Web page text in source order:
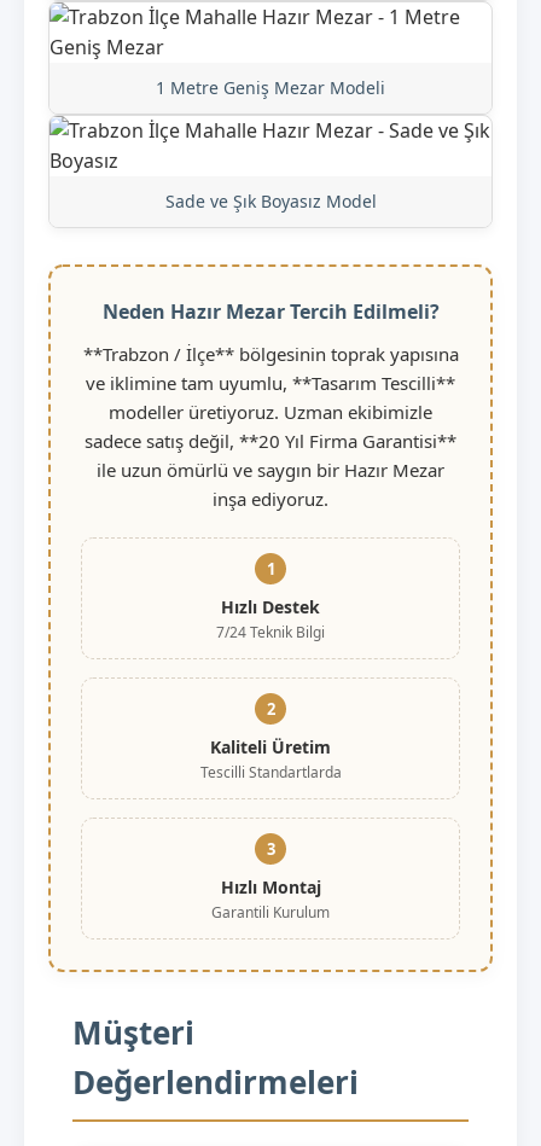
1 Metre Geniş Mezar Modeli
Sade ve Şık Boyasız Model
Neden Hazır Mezar Tercih Edilmeli?
**Trabzon / İlçe** bölgesinin toprak yapısına
ve iklimine tam uyumlu, **Tasarım Tescilli**
modeller üretiyoruz. Uzman ekibimizle
sadece satış değil, **20 Yıl Firma Garantisi**
ile uzun ömürlü ve saygın bir Hazır Mezar
inşa ediyoruz.
1
Hızlı Destek
7/24 Teknik Bilgi
2
Kaliteli Üretim
Tescilli Standartlarda
3
Hızlı Montaj
Garantili Kurulum
Müşteri
Değerlendirmeleri